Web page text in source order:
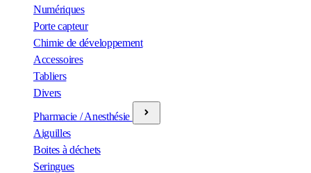
Numériques
Porte capteur
Chimie de développement
Accessoires
Tabliers
Divers
Pharmacie / Anesthésie
Aiguilles
Boites à déchets
Seringues